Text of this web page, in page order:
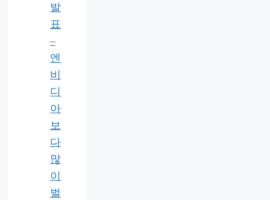
발
표
–
엔
비
디
아
보
다
많
이
벌